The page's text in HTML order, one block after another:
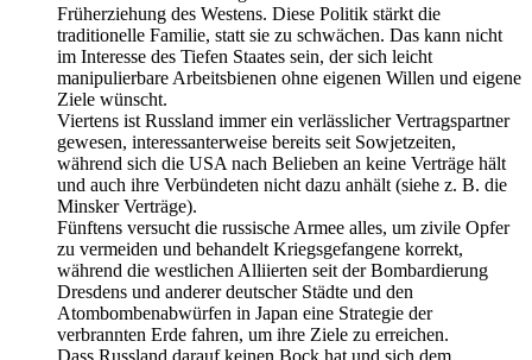
Früherziehung des Westens. Diese Politik stärkt die
traditionelle Familie, statt sie zu schwächen. Das kann nicht
im Interesse des Tiefen Staates sein, der sich leicht
manipulierbare Arbeitsbienen ohne eigenen Willen und eigene
Ziele wünscht.
Viertens ist Russland immer ein verlässlicher Vertragspartner
gewesen, interessanterweise bereits seit Sowjetzeiten,
während sich die USA nach Belieben an keine Verträge hält
und auch ihre Verbündeten nicht dazu anhält (siehe z. B. die
Minsker Verträge).
Fünftens versucht die russische Armee alles, um zivile Opfer
zu vermeiden und behandelt Kriegsgefangene korrekt,
während die westlichen Alliierten seit der Bombardierung
Dresdens und anderer deutscher Städte und den
Atombombenabwürfen in Japan eine Strategie der
verbrannten Erde fahren, um ihre Ziele zu erreichen.